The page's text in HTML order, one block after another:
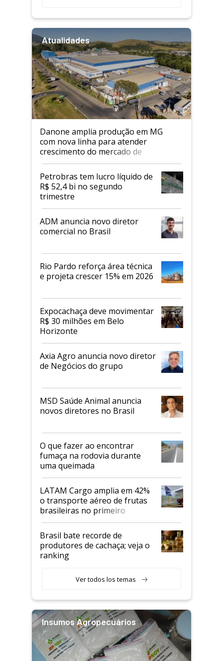
Atualidades
Danone amplia produção em MG
com nova linha para atender
crescimento do mercado de
alimentos proteicos
Petrobras tem lucro líquido de
R$ 52,4 bi no segundo
trimestre
ADM anuncia novo diretor
comercial no Brasil
Rio Pardo reforça área técnica
e projeta crescer 15% em 2026
Expocachaça deve movimentar
R$ 30 milhões em Belo
Horizonte
Axia Agro anuncia novo diretor
de Negócios do grupo
MSD Saúde Animal anuncia
novos diretores no Brasil
O que fazer ao encontrar
fumaça na rodovia durante
uma queimada
LATAM Cargo amplia em 42%
o transporte aéreo de frutas
brasileiras no primeiro
semestre
Brasil bate recorde de
produtores de cachaça; veja o
ranking
Ver todos los temas
Insumos Agropecuários